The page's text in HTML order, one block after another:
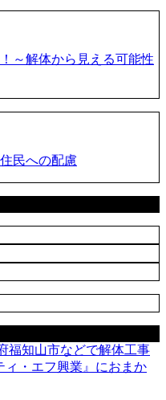
～解体から見える可能性
民への配慮
福知山市などで解体工事
ィ・エフ興業』におまか